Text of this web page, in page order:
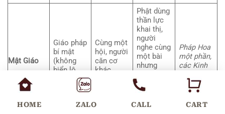
Mật Giáo
Giáo pháp
bí mật
(không
hiển lộ
toàn bộ)
Cùng một
hội, người
căn cơ
khác
Phật dùng
thần lực
khai thị,
người
nghe cùng
một bài
nhưng
nhau,
không
biết nhau
Pháp Hoa
một phần,
các Kinh
HOME ZALO CALL CART